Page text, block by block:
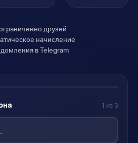
друзей
начисление
в Telegram
1 из 3